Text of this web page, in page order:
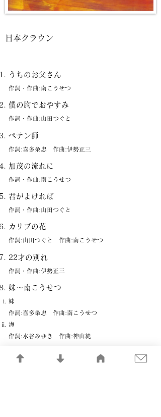
うちのお父さん
作詞・作曲:南こうせつ
僕の胸でおやすみ
作詞・作曲:山田つぐと
ペテン師
作詞:喜多条忠 作曲:伊勢正三
加茂の流れに
作詞・作曲:南こうせつ
君がよければ
作詞・作曲:山田つぐと
カリブの花
作詞:山田つぐと 作曲:南こうせつ
22才の別れ
作詞・作曲:伊勢正三
妹～南こうせつ
妹
作詞:喜多条忠 作曲:南こうせつ
海
作詞:水谷みゆき 作曲:神山純
星降る夜
日本クラウン